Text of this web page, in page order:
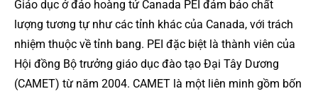
Giáo dục ở đảo hoàng tử Canada PEI đảm bảo chất
lượng tương tự như các tỉnh khác của Canada, với trách
nhiệm thuộc về tỉnh bang. PEI đặc biệt là thành viên của
Hội đồng Bộ trưởng giáo dục đào tạo Đại Tây Dương
(CAMET) từ năm 2004. CAMET là một liên minh gồm bốn